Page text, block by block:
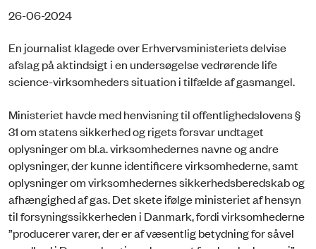
26-06-2024
En journalist klagede over Erhvervsministeriets delvise
afslag på aktindsigt i en undersøgelse vedrørende life
science-virksomheders situation i tilfælde af gasmangel.
Ministeriet havde med henvisning til offentlighedslovens §
31 om statens sikkerhed og rigets forsvar undtaget
oplysninger om bl.a. virksomhedernes navne og andre
oplysninger, der kunne identificere virksomhederne, samt
oplysninger om virksomhedernes sikkerhedsberedskab og
afhængighed af gas. Det skete ifølge ministeriet af hensyn
til forsyningssikkerheden i Danmark, fordi virksomhederne
”producerer varer, der er af væsentlig betydning for såvel